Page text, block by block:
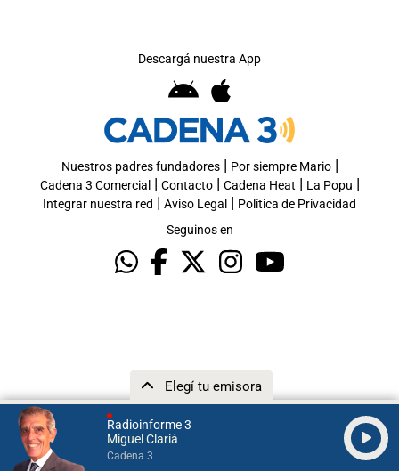
Radioinforme 3
Miguel Clariá
Cadena 3
Elegí tu emisora
Descargá nuestra App
Nuestros padres fundadores| Por siempre Mario|
Cadena 3 Comercial | Contacto| Cadena Heat | La Popu |
Integrar nuestra red | Aviso Legal | Política de Privacidad
Seguinos en